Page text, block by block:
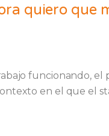
quiero que
funcionando, el
en el que el